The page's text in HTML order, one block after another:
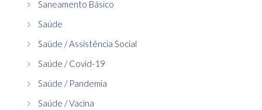
Saneamento Básico
Saúde
Saúde / Assistência Social
Saúde / Covid-19
Saúde / Pandemia
Saúde / Vacina